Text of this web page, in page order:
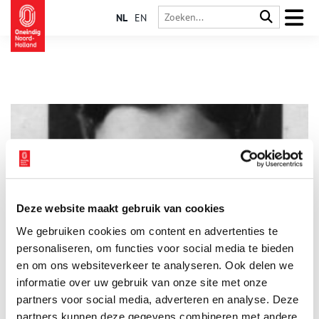
Deze website maakt gebruik van cookies
We gebruiken cookies om content en advertenties te
personaliseren, om functies voor social media te bieden
en om ons websiteverkeer te analyseren. Ook delen we
informatie over uw gebruik van onze site met onze
partners voor social media, adverteren en analyse. Deze
partners kunnen deze gegevens combineren met andere
NL EN
Rübsaam
Het verhaal van Violette Cornelius (Batavia, 1919) en Gustave
(Guusje) Rübsaam (Amsterdam, 1917) begint vlak voor de
oorlog in Amsterdam. Violette is fotograaf en Guusje studeert
geneeskunde. Beiden zijn onderdeel van een bevriende
kunstenaarsgroep, waar onder andere ook Gerrit van der Veen
en Walter Brandligt deel van uit maken. Als de oorlog in 1940